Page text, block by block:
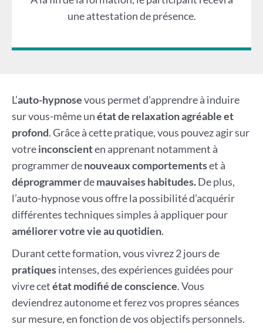
une attestation de présence.
L’auto-hypnosevous permet d’apprendre à induire
sur vous-même unétat de relaxation agréable et
profond. Grâce à cette pratique, vous pouvez agir sur
votreinconscienten apprenant notamment à
programmer denouveaux comportementset à
déprogrammerdemauvaises habitudes.De plus,
l’auto-hypnose vous offre la possibilité d’acquérir
différentes techniques simples à appliquer pour
améliorer votre vie au quotidien.
Durant cette formation, vous vivrez 2 jours de
pratiquesintenses, des expériences guidées pour
vivre cetétat modifié de conscience. Vous
deviendrez autonome et ferez vos propres séances
sur mesure, en fonction de vos objectifs personnels.